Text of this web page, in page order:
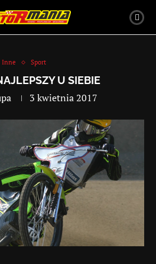
Inne Sport
U SIEBIE
3 kwietnia 2017